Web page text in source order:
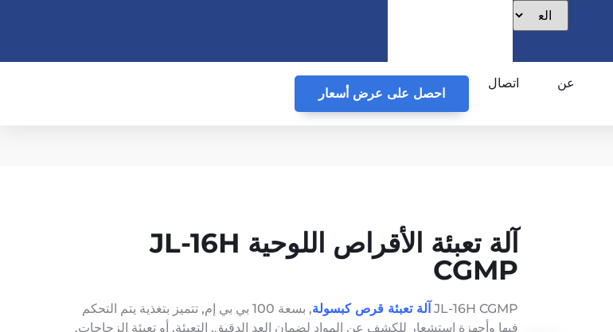
عن اتصال
احصل على عرض أسعار
آلة تعبئة الأقراص اللوحية JL-16H
CGMP
JL-16H CGMP آلة تعبئة قرص كبسولة
, بسعة 100 بي بي إم, تتميز بتغذية يتم التحكم
فيها وأجهزة استشعار للكشف عن المواد لضمان العد الدقيق, التعبئة, أو تعبئة الزجاجات.